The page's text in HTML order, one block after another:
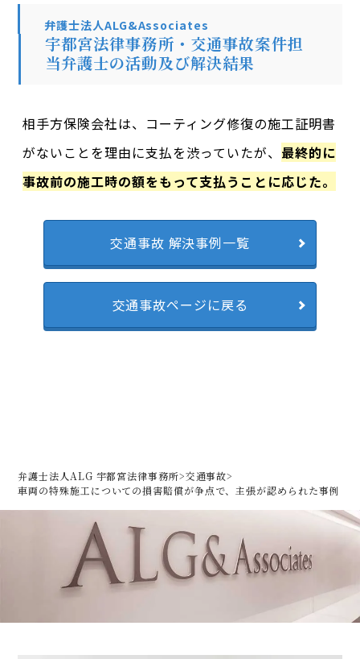
弁護士法人ALG&Associates
宇都宮法律事務所・交通事故案件担
当弁護士の活動及び解決結果
相手方保険会社は、コーティング修復の施工証明書
がないことを理由に支払を渋っていたが、 最終的に
事故前の施工時の額をもって支払うことに応じた。
交通事故 解決事例一覧
交通事故ページに戻る
弁護士法人ALG 宇都宮法律事務所>交通事故>
車両の特殊施工についての損害賠償が争点で、主張が認められた事例